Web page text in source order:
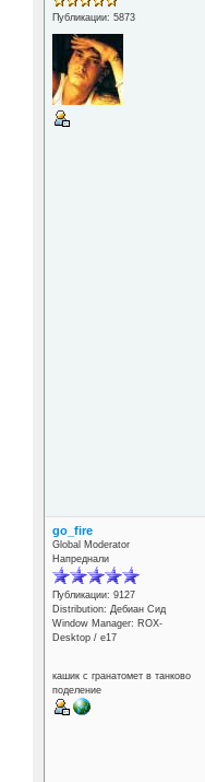
Публикации: 5873
go_fire
Global Moderator
Напреднали
Публикации: 9127
Distribution: Дебиан Сид
Window Manager: ROX-
Desktop / е17
кашик с гранатомет в танково
поделение